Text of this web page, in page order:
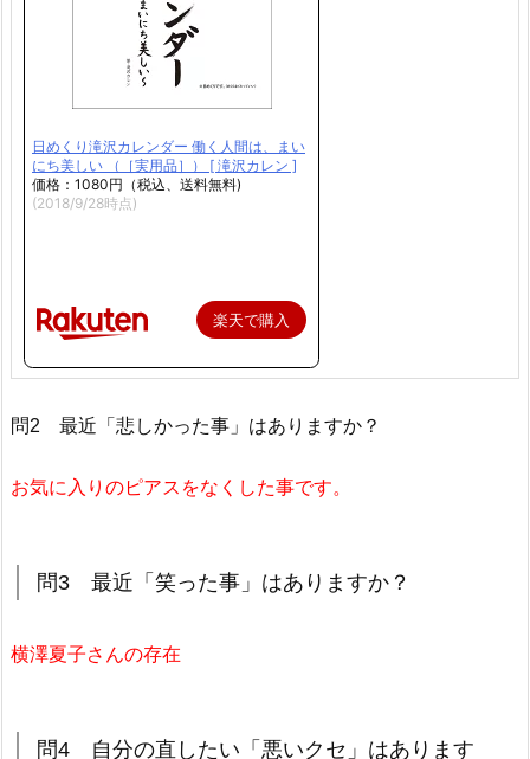
日めくり滝沢カレンダー 働く人間は、まい
にち美しい （［実用品］） [ 滝沢カレン ]
価格：1080円（税込、送料無料)
(2018/9/28時点)
楽天で購入
問2 最近「悲しかった事」はありますか？
お気に入りのピアスをなくした事です。
問3 最近「笑った事」はありますか？
横澤夏子さんの存在
問4 自分の直したい「悪いクセ」はあります